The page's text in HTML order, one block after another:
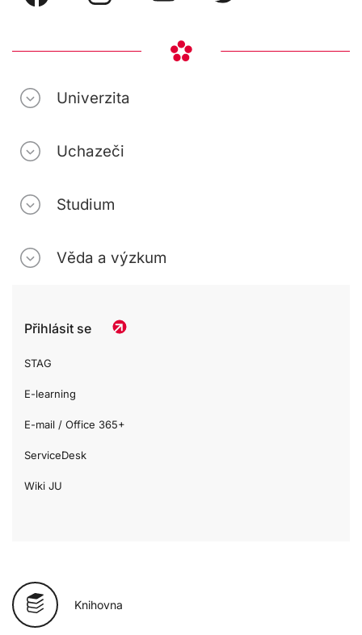
Univerzita
Uchazeči
Studium
Věda a výzkum
Přihlásit se
STAG
E-learning
E-mail / Office 365+
ServiceDesk
Wiki JU
Knihovna